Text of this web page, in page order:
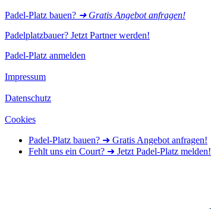
Padel-Platz bauen? ➜ Gratis Angebot anfragen!
Padelplatzbauer? Jetzt Partner werden!
Padel-Platz anmelden
Impressum
Datenschutz
Cookies
Padel-Platz bauen? ➜ Gratis Angebot anfragen!
Fehlt uns ein Court? ➜ Jetzt Padel-Platz melden!